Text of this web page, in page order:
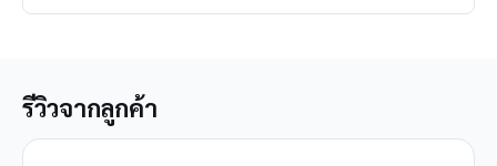
รีวิวจากลูกค้า